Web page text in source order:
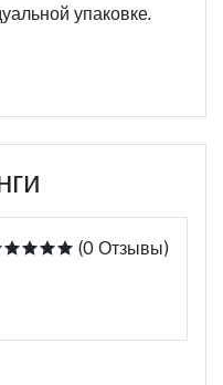
упаковке.
(0 Отзывы)